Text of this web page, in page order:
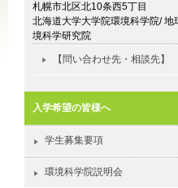
札幌市北区北10条西5丁目
北海道大学大学院環境科学院/ 地
境科学研究院
【問い合わせ先・相談先】
入学希望の皆様へ
学生募集要項
環境科学院説明会